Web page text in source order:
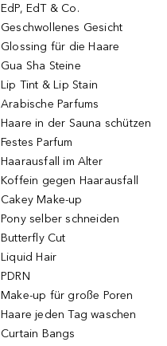
EdP, EdT & Co.
Geschwollenes Gesicht
Glossing für die Haare
Gua Sha Steine
Lip Tint & Lip Stain
Arabische Parfums
Haare in der Sauna schützen
Festes Parfum
Haarausfall im Alter
Koffein gegen Haarausfall
Cakey Make-up
Pony selber schneiden
Butterfly Cut
Liquid Hair
PDRN
Make-up für große Poren
Haare jeden Tag waschen
Curtain Bangs